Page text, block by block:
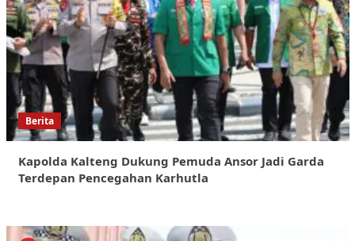
Berita
Kapolda Kalteng Dukung Pemuda Ansor Jadi Garda
Terdepan Pencegahan Karhutla